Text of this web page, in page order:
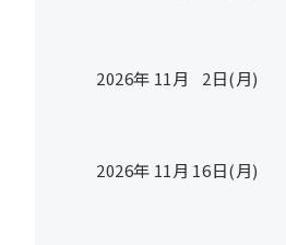
2026年 11月 2日(月)
2026年 11月 16日(月)